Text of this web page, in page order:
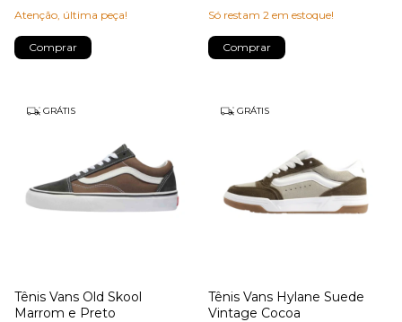
Atenção, última peça!
Comprar
Só restam 2 em estoque!
Comprar
GRÁTIS
Tênis Vans Old Skool
Marrom e Preto
GRÁTIS
Tênis Vans Hylane Suede
Vintage Cocoa